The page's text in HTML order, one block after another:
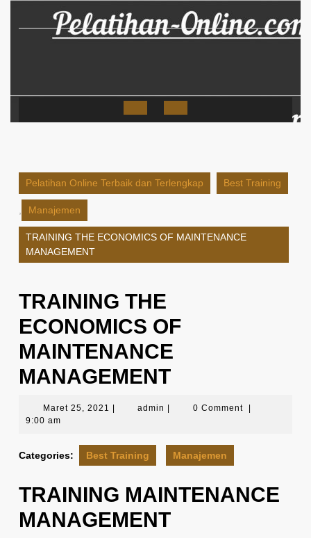
Open
Pelatihan Online Terbaik dan Terlengkap Best Training
Manajemen
TRAINING THE ECONOMICS OF MAINTENANCE
MANAGEMENT
TRAINING THE
ECONOMICS OF
MAINTENANCE
MANAGEMENT
Maret 25, 2021 Maret
admin admin 0 Comment
9:00 am
Categories: Best Training Manajemen
TRAINING MAINTENANCE
MANAGEMENT